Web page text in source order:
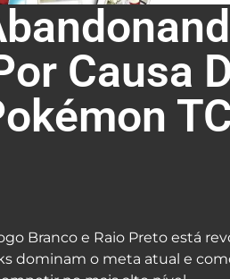
Causa
Branco e Raio Preto está
dominam o meta atual e